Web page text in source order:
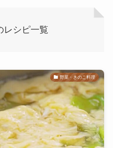
レシピ一覧
野菜・きのこ料理